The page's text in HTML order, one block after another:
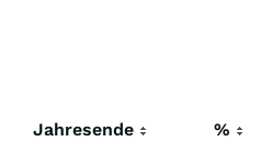
Jahresende
%